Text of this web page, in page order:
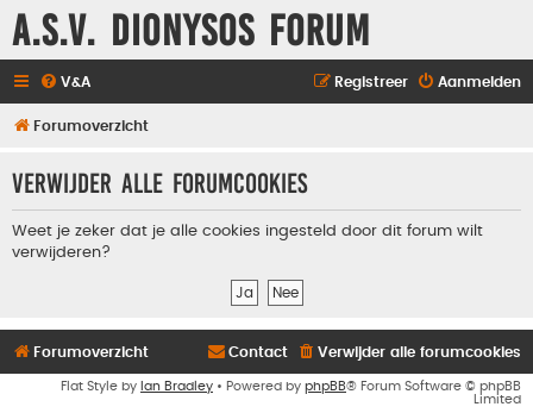
A.S.V. Dionysos Forum
V&A Aanmelden
Registreer
Forumoverzicht
Verwijder alle forumcookies
Weet je zeker dat je alle cookies ingesteld door dit forum wilt
verwijderen?
Forumoverzicht Verwijder alle forumcookies
Contact
Flat Style by Ian Bradley • Powered by phpBB® Forum Software © phpBB
Limited